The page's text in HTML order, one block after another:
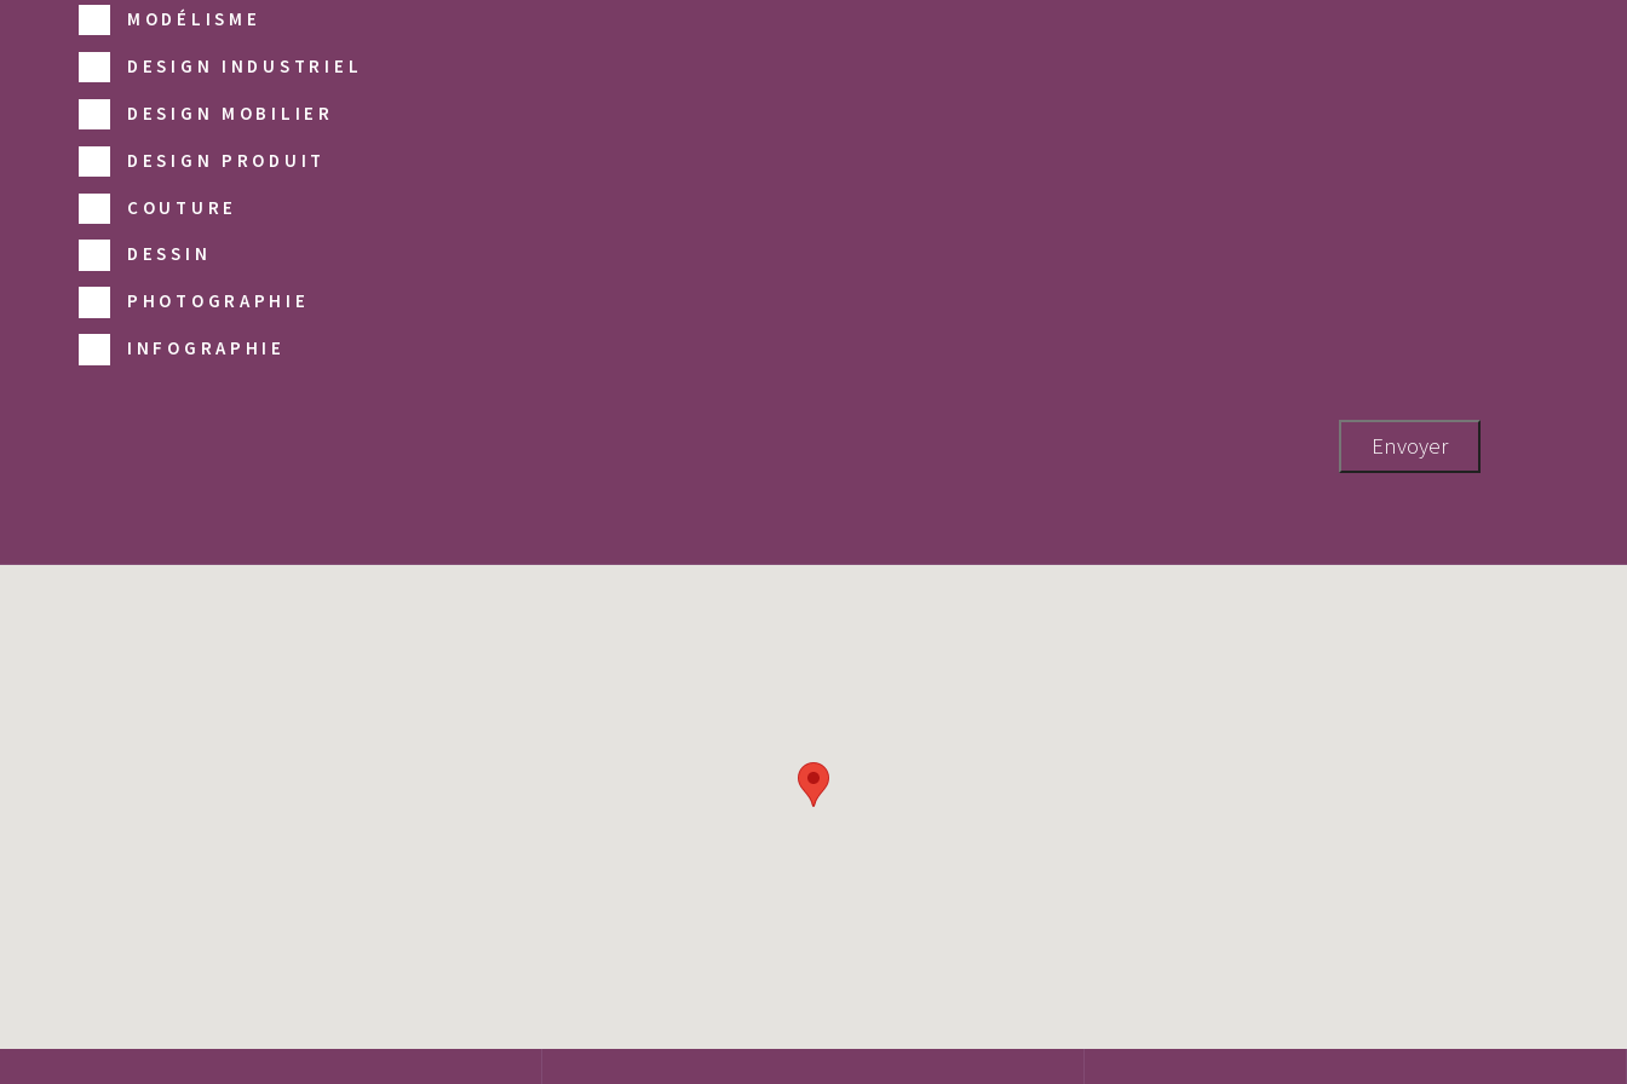
MODÉLISME
DESIGN INDUSTRIEL
DESIGN MOBILIER
DESIGN PRODUIT
COUTURE
DESSIN
PHOTOGRAPHIE
INFOGRAPHIE
Envoyer